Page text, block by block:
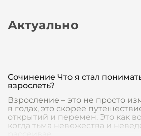
Актуально
Сочинение Что я стал
взрослеть?
Взросление – это не просто
в годах, это скорее
открытий и перемен. Это как
когда тьма невежества и